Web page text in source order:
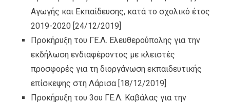
Αγωγής και Εκπαίδευσης, κατά το σχολικό έτος
2019-2020 [24/12/2019]
Προκήρυξη του ΓΕ.Λ. Ελευθερούπολης για την
εκδήλωση ενδιαφέροντος με κλειστές
προσφορές για τη διοργάνωση εκπαιδευτικής
επίσκεψης στη Λάρισα [18/12/2019]
Προκήρυξη του 3ου ΓΕ.Λ. Καβάλας για την